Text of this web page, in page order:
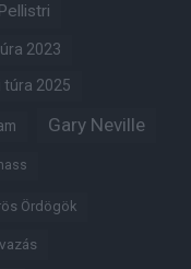
2023
túra 2025
Gary Neville
Ördögök